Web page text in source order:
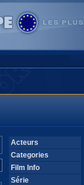
Acteurs
Categories
Film Info
Série